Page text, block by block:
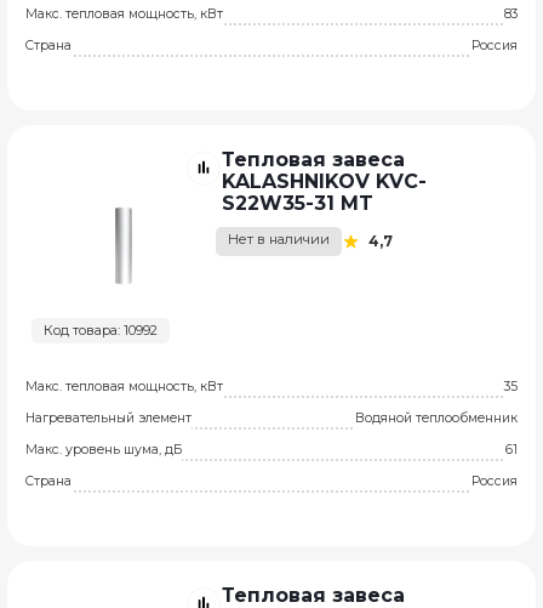
Макс. тепловая мощность, кВт
83
Страна
Россия
Код товара: 10992
Тепловая завеса
KALASHNIKOV KVC-
S22W35-31 MT
Нет в наличии 4,7
Макс. тепловая мощность, кВт
35
Нагревательный элемент
Водяной теплообменник
Макс. уровень шума, дБ
61
Страна
Россия
Тепловая завеса